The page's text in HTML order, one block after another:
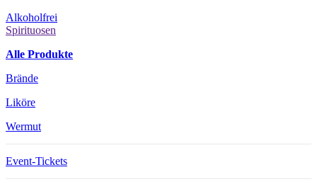
Alkoholfrei
Spirituosen
Alle Produkte
Brände
Liköre
Wermut
Event-Tickets